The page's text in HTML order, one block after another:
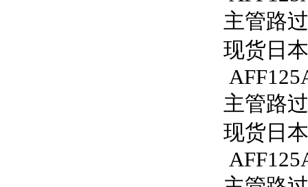
主管路
现货日
主管路
现货日